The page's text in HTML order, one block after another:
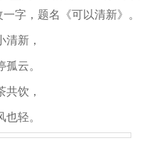
字，题名《可以清新》。
清新，
孤云。
共饮，
也轻。